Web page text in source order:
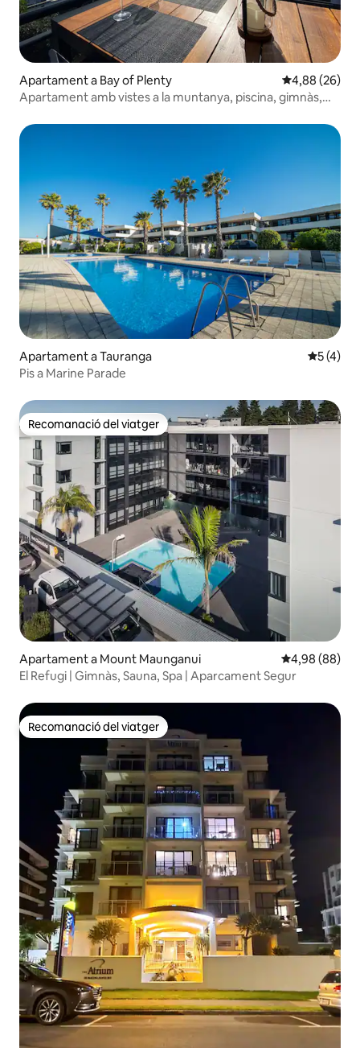
Apartament a Bay of Plenty 4,88 de
4,88 (26)
Apartament amb vistes a la muntanya, piscina, gimnàs,
Apartament a Tauranga 5 de
5 (4)
Pis a Marine Parade
Recomanació del viatger
Recomanació del viatger
Apartament a Mount Maunganui 4,98 de
4,98 (88)
El Refugi | Gimnàs, Sauna, Spa | Aparcament Segur
Recomanació del viatger
Recomanació del viatger